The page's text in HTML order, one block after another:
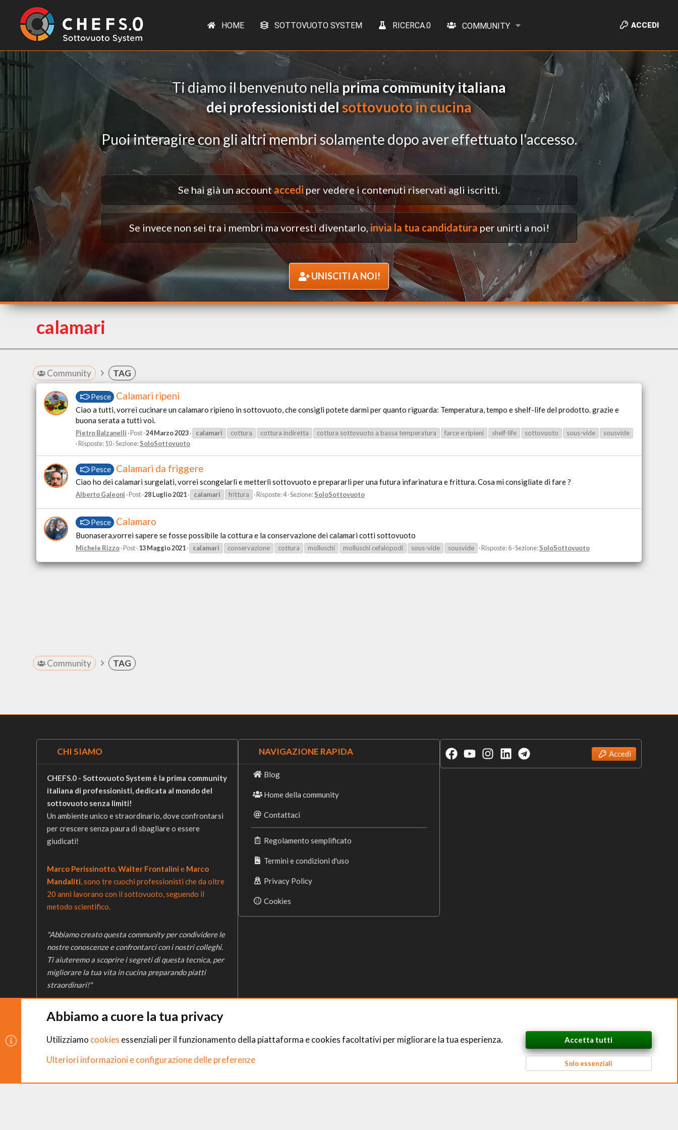
HOME SOTTOVUOTO SYSTEM RICERCA.0 COMMUNITY ACCEDI
Ti diamo il benvenuto nellaprima community italiana
dei professionisti del sottovuoto in cucina
Puoi interagire con gli altri membri solamente dopo aver effettuato l'accesso.
Se hai già un account accediper vedere i contenuti riservati agli iscritti.
Se invece non sei tra i membri ma vorresti diventarlo, invia la tua candidatura per unirti a noi!
UNISCITI A NOI!
calamari
Community TAG
Pesce Calamari ripeni
Ciao a tutti, vorrei cucinare un calamaro ripieno in sottovuoto, che consigli potete darmi per quanto riguarda: Temperatura, tempo e shelf-life del prodotto. grazie e
buona serata a tutti voi.
Pietro Balzanelli Post 24 Marzo 2023 calamari cottura cottura indiretta cottura sottovuoto a bassa temperatura farce e ripieni shelf-life sottovuoto sous-vide
sousvide
Risposte: 10 Sezione:SoloSottovuoto
Pesce Calamari da friggere
Ciao ho dei calamari surgelati, vorrei scongelarli e metterli sottovuoto e prepararli per una futura infarinatura e frittura. Cosa mi consigliate di fare ?
Alberto Galeoni Post 28 Luglio 2021 calamari frittura Risposte: 4 Sezione:SoloSottovuoto
Pesce Calamaro
Buonasera,vorrei sapere se fosse possibile la cottura e la conservazione dei calamari cotti sottovuoto
Michele Rizzo Post 13 Maggio 2021 calamari conservazione cottura molluschi molluschi cefalopodi sous-vide sousvide Risposte: 6 Sezione:SoloSottovuoto
Community TAG
CHI SIAMO
CHEFS.0 - Sottovuoto System è la prima community
italiana di professionisti, dedicata al mondo del
sottovuoto senza limiti!
Un ambiente unico e straordinario, dove confrontarsi
per crescere senza paura di sbagliare o essere
giudicati!
Marco Perissinotto,Walter Frontalini e Marco
Mandaliti, sono tre cuochi professionisti che da oltre
20 anni lavorano con il sottovuoto, seguendo il
metodo scientifico.
"Abbiamo creato questa community per condividere le
nostre conoscenze e confrontarci con i nostri colleghi.
Ti aiuteremo a scoprire i segreti di questa tecnica, per
migliorare la tua vita in cucina preparando piatti
straordinari!"
NAVIGAZIONE RAPIDA
Blog
Home della community
Contattaci
Regolamento semplificato
Termini e condizioni d'uso
Privacy Policy
Cookies
Accedi
Copyright © CHEFS.0 Training S.R.L. 2018 − 2026
È vietata la riproduzione non autorizzata di contenuti e immagini in qualsiasi forma, anche parziale.
Abbiamo a cuore la tua privacy
Utilizziamo cookies essenziali per il funzionamento della piattaforma e cookies facoltativi per migliorare la tua esperienza.
Ulteriori informazioni e configurazione delle preferenze
Accetta tutti
Solo essenziali